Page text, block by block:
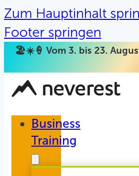
Zum Hauptinhalt
Footer springen
🏖️☀️🍦 Vom 3. bis 23.
Business
Training